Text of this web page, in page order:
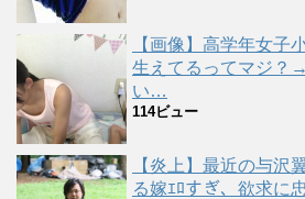
【画像】高学年女子
生えてるってマジ？
い…
114ビュー
【炎上】最近の与沢
る嫁ｴﾛすぎ、欲求に